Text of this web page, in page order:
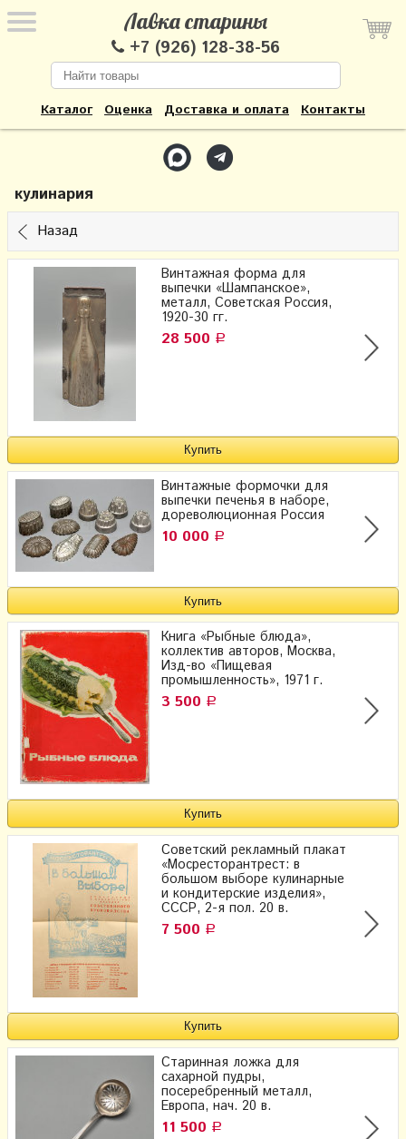
Лавка старины
+7 (926) 128-38-56
Каталог Оценка Доставка и оплата Контакты
кулинария
Назад
Винтажная форма для
выпечки «Шампанское»,
металл, Советская Россия,
1920-30 гг.
28 500 Р
Винтажные формочки для
выпечки печенья в наборе,
дореволюционная Россия
10 000 Р
Книга «Рыбные блюда»,
коллектив авторов, Москва,
Изд-во «Пищевая
промышленность», 1971 г.
3 500 Р
Советский рекламный плакат
«Мосресторантрест: в
большом выборе кулинарные
и кондитерские изделия»,
СССР, 2-я пол. 20 в.
7 500 Р
Старинная ложка для
сахарной пудры,
посеребренный металл,
Европа, нач. 20 в.
11 500 Р